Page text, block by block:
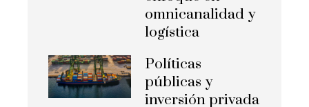
omnicanalidad y
logística
Políticas
públicas y
inversión privada